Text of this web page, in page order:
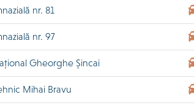
nr. 81
nr. 97
Gheorghe Șincai
Mihai Bravu